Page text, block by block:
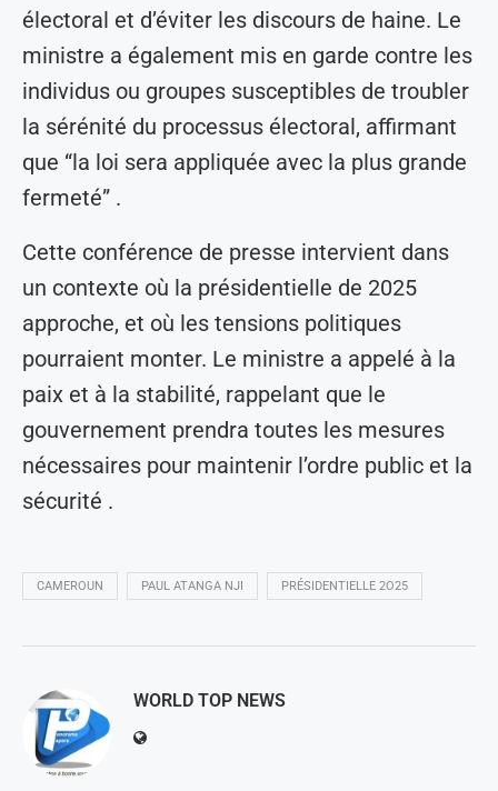
électoral et d’éviter les discours de haine. Le
ministre a également mis en garde contre les
individus ou groupes susceptibles de troubler
la sérénité du processus électoral, affirmant
que “la loi sera appliquée avec la plus grande
fermeté” .
Cette conférence de presse intervient dans
un contexte où la présidentielle de 2025
approche, et où les tensions politiques
pourraient monter. Le ministre a appelé à la
paix et à la stabilité, rappelant que le
gouvernement prendra toutes les mesures
nécessaires pour maintenir l’ordre public et la
sécurité .
CAMEROUN PAUL ATANGA NJI PRÉSIDENTIELLE 2O25
WORLD TOP NEWS